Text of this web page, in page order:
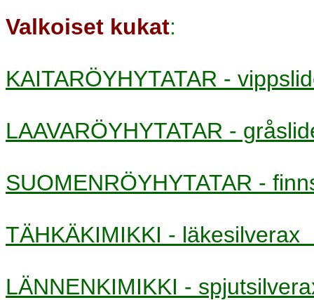
Valkoiset kukat:
KAITARÖYHYTATAR -
LAAVARÖYHYTATAR -
SUOMENRÖYHYTATAR -
TÄHKÄKIMIKKI -
LÄNNENKIMIKKI -